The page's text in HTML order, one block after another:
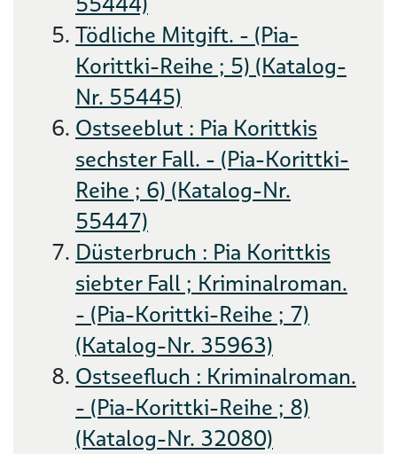
Tödliche Mitgift. - (Pia-
Korittki-Reihe ; 5) (Katalog-
Nr. 55445)
Ostseeblut : Pia Korittkis
sechster Fall. - (Pia-Korittki-
Reihe ; 6) (Katalog-Nr.
55447)
Düsterbruch : Pia Korittkis
siebter Fall ; Kriminalroman.
- (Pia-Korittki-Reihe ; 7)
(Katalog-Nr. 35963)
Ostseefluch : Kriminalroman.
- (Pia-Korittki-Reihe ; 8)
(Katalog-Nr. 32080)